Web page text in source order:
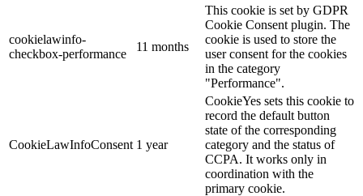
cookielawinfo-
checkbox-performance
11 months
This cookie is set by GDPR
Cookie Consent plugin. The
cookie is used to store the
user consent for the cookies
in the category
"Performance".
CookieLawInfoConsent 1 year
CookieYes sets this cookie to
record the default button
state of the corresponding
category and the status of
CCPA. It works only in
coordination with the
primary cookie.